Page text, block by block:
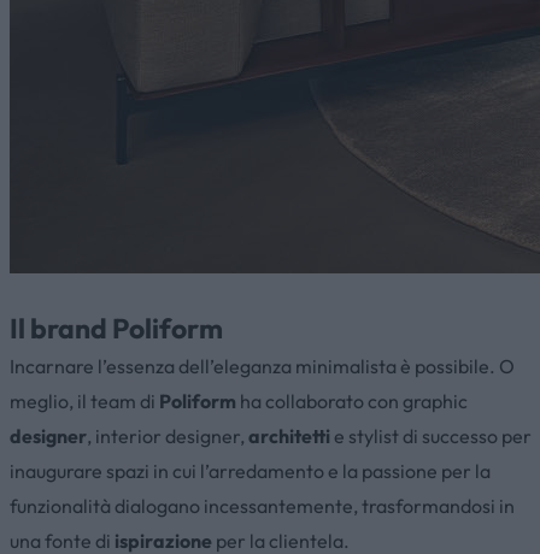
Il brand Poliform
Incarnare l’essenza dell’eleganza minimalista è possibile. O
meglio, il team di Poliform ha collaborato con graphic
designer, interior designer, architetti e stylist di successo per
inaugurare spazi in cui l’arredamento e la passione per la
funzionalità dialogano incessantemente, trasformandosi in
una fonte di ispirazione per la clientela.